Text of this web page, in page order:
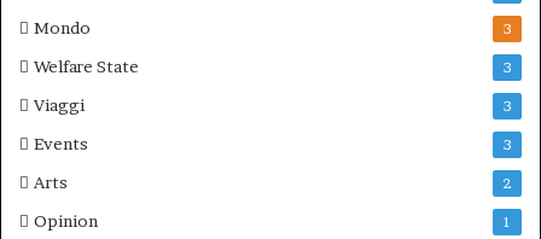
Mondo 3
Welfare State 3
Viaggi 3
Events 3
Arts 2
Opinion 1